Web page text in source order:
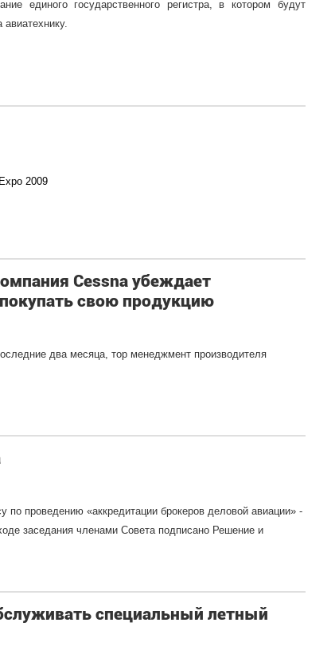
единого государственного регистра, в котором будут
2009
Cessna убеждает
свою продукцию
два месяца, тор менеджмент производителя
проведению «аккредитации брокеров деловой авиации» -
заседания членами Совета подписано Решение и
специальный летный